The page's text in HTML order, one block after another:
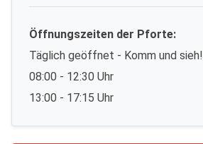
Öffnungszeiten der Pforte:
Täglich geöffnet - Komm und sieh!
08:00 - 12:30 Uhr
13:00 - 17:15 Uhr